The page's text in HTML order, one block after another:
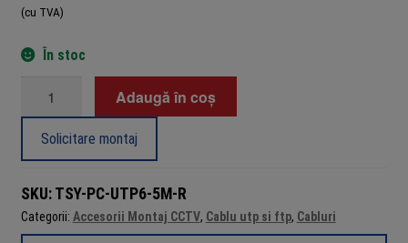
(cu TVA)
În stoc
cord
Gigabit
LSZH
Adaugă în coș
Solicitare montaj
SKU: TSY-PC-UTP6-5M-R
Categorii: Accesorii Montaj CCTV, Cablu utp si ftp, Cabluri